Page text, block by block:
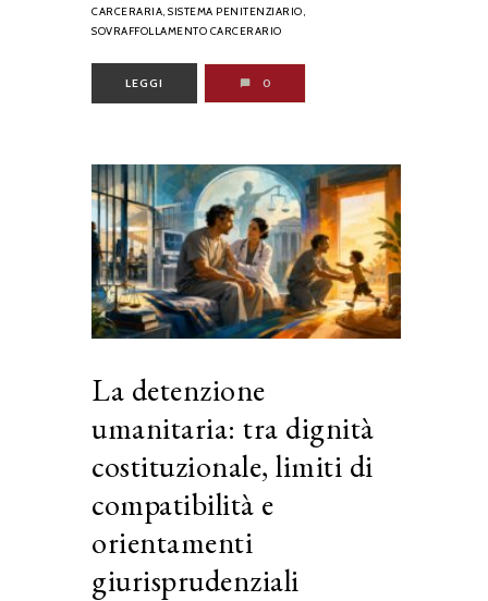
CARCERARIA, SISTEMA PENITENZIARIO,
SOVRAFFOLLAMENTO CARCERARIO
LEGGI 0
La detenzione
umanitaria: tra dignità
costituzionale, limiti di
compatibilità e
orientamenti
giurisprudenziali